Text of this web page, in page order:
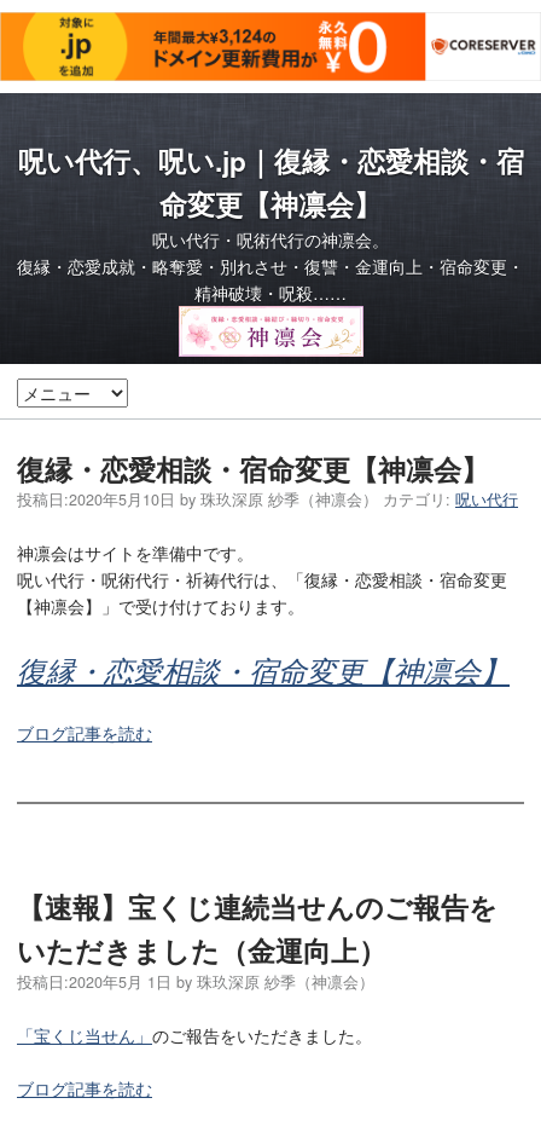
呪い代行、呪い.jp｜復縁・恋愛相談・宿
命変更【神凛会】
呪い代行・呪術代行の神凛会。
復縁・恋愛成就・略奪愛・別れさせ・復讐・金運向上・宿命変更・
精神破壊・呪殺……
復縁・恋愛相談・宿命変更【神凛会】
投稿日:2020年5月10日 by 珠玖深原 紗季（神凛会） カテゴリ: 呪い代行
神凛会はサイトを準備中です。
呪い代行・呪術代行・祈祷代行は、「復縁・恋愛相談・宿命変更
【神凛会】」で受け付けております。
復縁・恋愛相談・宿命変更【神凛会】
ブログ記事を読む
【速報】宝くじ連続当せんのご報告を
いただきました（金運向上）
投稿日:2020年5月 1日 by 珠玖深原 紗季（神凛会）
「宝くじ当せん」 のご報告をいただきました。
ブログ記事を読む